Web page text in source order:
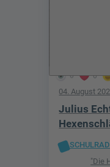
0 0
04. August
Julius
"Die